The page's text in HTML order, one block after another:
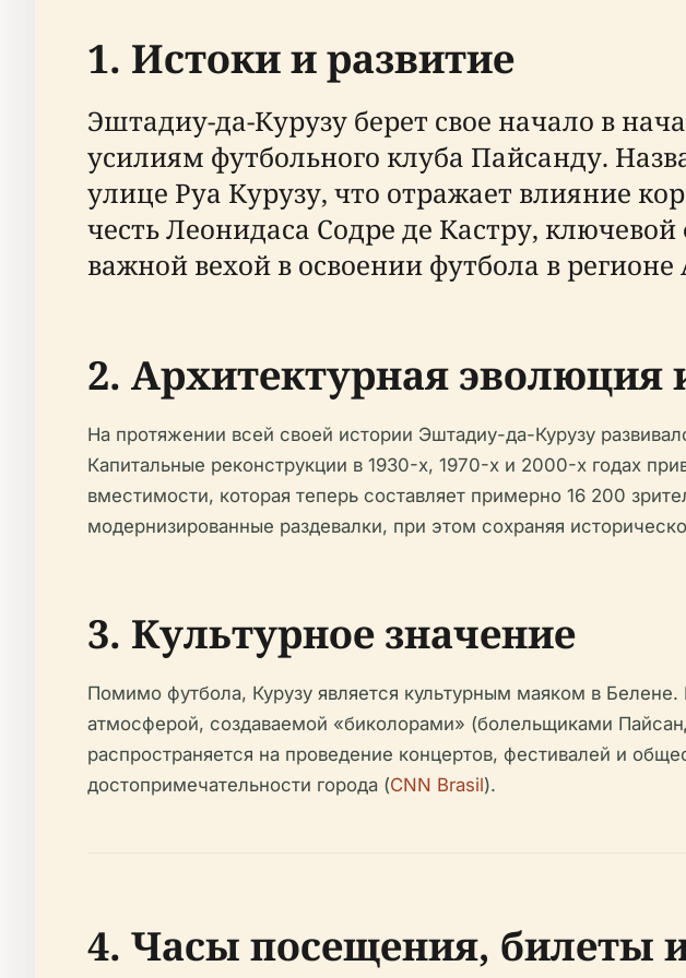
1. Истоки и развитие
Эштадиу-да-Курузу берет свое начало в
усилиям футбольного клуба Пайсанду.
улице Руа Курузу, что отражает влияние
честь Леонидаса Содре де Кастру,
важной вехой в освоении футбола в
2. Архитектурная эволюция
На протяжении всей своей истории Эштадиу-да-Курузу
Капитальные реконструкции в 1930-х, 1970-х и 2000-х годах
вместимости, которая теперь составляет примерно 16 200
модернизированные раздевалки, при этом сохраняя
3. Культурное значение
Помимо футбола, Курузу является культурным маяком в
атмосферой, создаваемой «биколорами» (болельщиками
распространяется на проведение концертов, фестивалей и
достопримечательности города (CNN Brasil).
4. Часы посещения, билеты